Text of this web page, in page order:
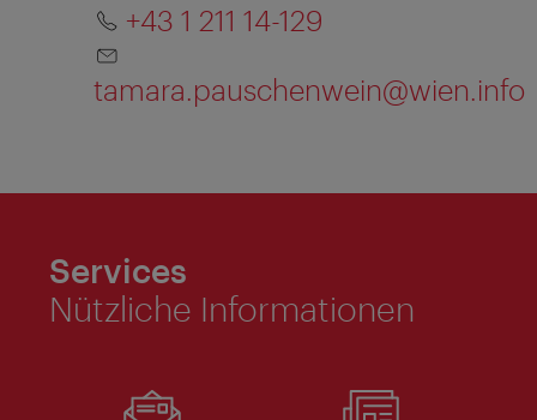
+43 1 211 14-129
tamara.pauschenwein@wien.info
Services
Nützliche Informationen